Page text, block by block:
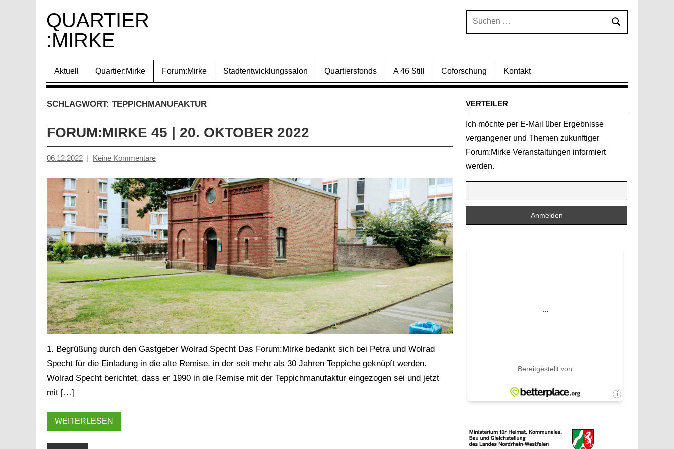
Inhalt
springen
QUARTIER
:MIRKE
Suchen
Suchen
Aktuell Quartier:Mirke Forum:Mirke Stadtentwicklungssalon Quartiersfonds A 46 Still Coforschung Kontakt
SCHLAGWORT: TEPPICHMANUFAKTUR
FORUM:MIRKE 45 | 20. OKTOBER 2022
06.12.2022
Inge
Grau
Keine Kommentare
Das backsteinernde Atelier in der Wisenstraße 90a | Foto von Wolf Sondermann
1. Begrüßung durch den Gastgeber Wolrad Specht Das Forum:Mirke bedankt sich bei Petra und Wolrad
Specht für die Einladung in die alte Remise, in der seit mehr als 30 Jahren Teppiche geknüpft werden.
Wolrad Specht berichtet, dass er 1990 in die Remise mit der Teppichmanufaktur eingezogen sei und jetzt
mit […]
WEITERLESEN
VERTEILER
Ich möchte per E-Mail über Ergebnisse
vergangener und Themen zukunftiger
Forum:Mirke Veranstaltungen informiert
werden.